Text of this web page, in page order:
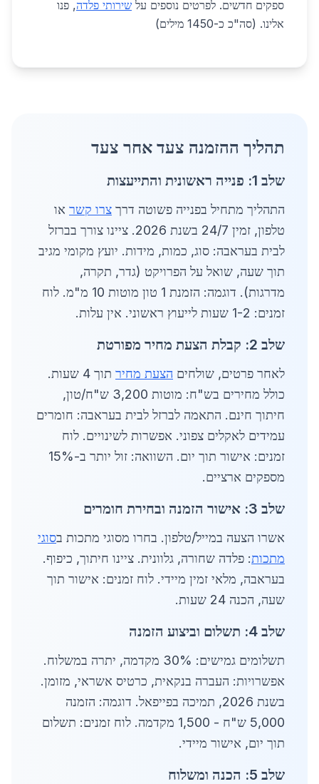
ספקים חדשים. לפרטים נוספים על שירותי פלדה, פנו
אלינו. (סה"כ כ-1450 מילים)
תהליך ההזמנה צעד אחר צעד
שלב 1: פנייה ראשונית והתייעצות
התהליך מתחיל בפנייה פשוטה דרך צרו קשר או
טלפון, זמין 24/7 בשנת 2026. ציינו צורך בברזל
לבית בעראבה: סוג, כמות, מידות. יועץ מקומי מגיב
תוך שעה, שואל על הפרויקט (גדר, תקרה,
מדרגות). דוגמה: הזמנת 1 טון מוטות 10 מ"מ. לוח
זמנים: 1-2 שעות לייעוץ ראשוני. אין עלות.
שלב 2: קבלת הצעת מחיר מפורטת
לאחר פרטים, שולחים הצעת מחיר
תוך 4 שעות.
כולל מחירים בש"ח: מוטות 3,200 ש"ח/טון,
חיתוך חינם. התאמה לברזל לבית בעראבה: חומרים
עמידים לאקלים צפוני. אפשרות לשינויים. לוח
זמנים: אישור תוך יום. השוואה: זול יותר ב-15%
מספקים ארציים.
שלב 3: אישור הזמנה ובחירת חומרים
אשרו הצעה במייל/טלפון. בחרו מסוגי מתכות בסוגי
מתכות: פלדה שחורה, גלוונית. ציינו חיתוך, כיפוף.
בעראבה, מלאי זמין מיידי. לוח זמנים: אישור תוך
שעה, הכנה 24 שעות.
שלב 4: תשלום וביצוע הזמנה
תשלומים גמישים: 30% מקדמה, יתרה במשלוח.
אפשרויות: העברה בנקאית, כרטיס אשראי, מזומן.
בשנת 2026, תמיכה בפייפאל. דוגמה: הזמנה
5,000 ש"ח - 1,500 מקדמה. לוח זמנים: תשלום
תוך יום, אישור מיידי.
שלב 5: הכנה ומשלוח